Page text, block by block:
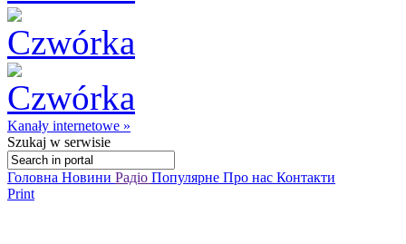
Kanały internetowe »
Szukaj w serwisie
Головна Новини Радіо Популярне Про нас Контакти
Print